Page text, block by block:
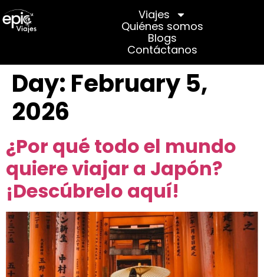
Viajes
Quiénes somos
Blogs
Contáctanos
Day: February 5,
2026
¿Por qué todo el mundo
quiere viajar a Japón?
¡Descúbrelo aquí!